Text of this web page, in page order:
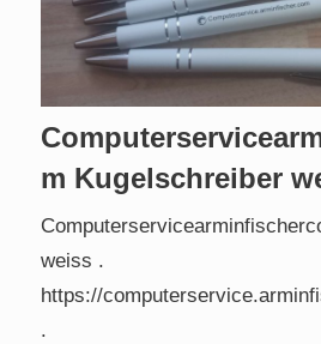
m Kugelschreiber
weiss .
https://
.